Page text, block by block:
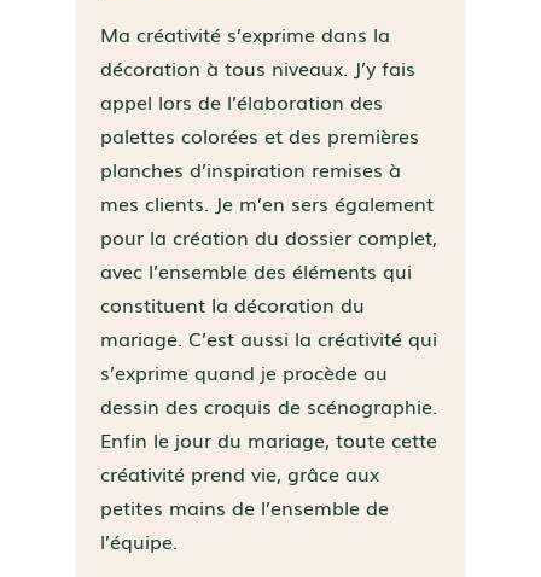
Ma créativité s’exprime dans la
décoration à tous niveaux. J’y fais
appel lors de l’élaboration des
palettes colorées et des premières
planches d’inspiration remises à
mes clients. Je m’en sers également
pour la création du dossier complet,
avec l’ensemble des éléments qui
constituent la décoration du
mariage. C’est aussi la créativité qui
s’exprime quand je procède au
dessin des croquis de scénographie.
Enfin le jour du mariage, toute cette
créativité prend vie, grâce aux
petites mains de l’ensemble de
l’équipe.